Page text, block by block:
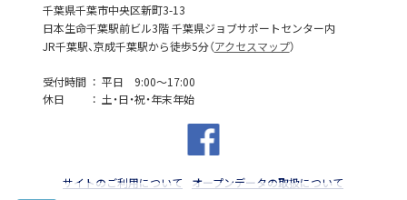
千葉県千葉市中央区新町3-13
日本生命千葉駅前ビル3階 千葉県ジョブサポートセンター内
JR千葉駅、京成千葉駅から徒歩5分（アクセスマップ）
受付時間
平日 9:00～17:00
休日
土・日・祝・年末年始
サイトのご利用について オープンデータの取扱について